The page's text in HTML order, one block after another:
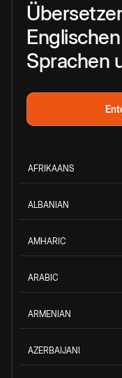
Sprachen
AFRIKAANS
ALBANIAN
AMHARIC
ARABIC
ARMENIAN
AZERBAIJANI